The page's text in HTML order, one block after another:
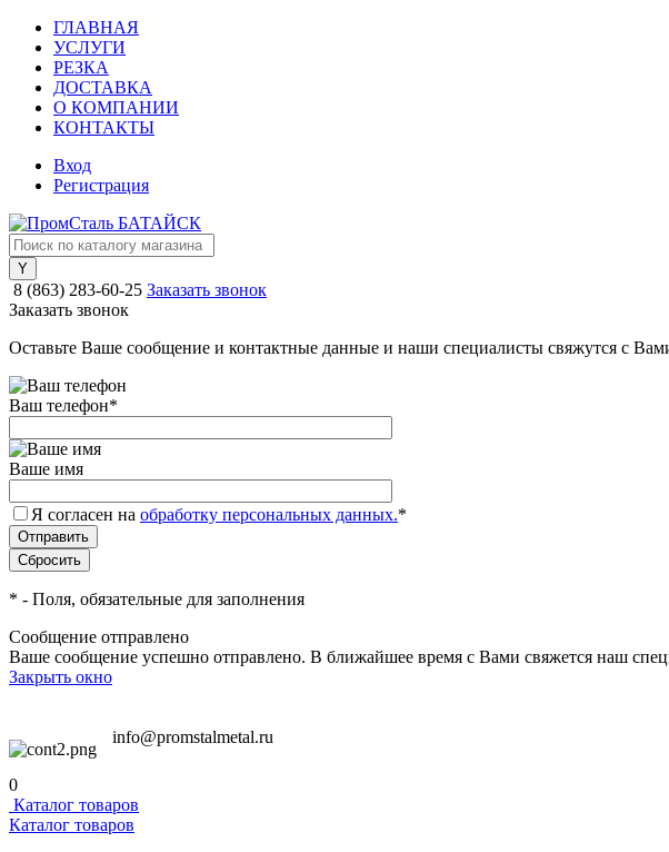
ГЛАВНАЯ
УСЛУГИ
РЕЗКА
ДОСТАВКА
О КОМПАНИИ
КОНТАКТЫ
Вход
Регистрация
8 (863) 283-60-25 Заказать звонок
Заказать звонок
Оставьте Ваше сообщение и контактные данные и наши специалисты свяжутся с
Ваш телефон*
Ваше имя
Я согласен на обработку персональных данных.*
* - Поля, обязательные для заполнения
Сообщение отправлено
Ваше сообщение успешно отправлено. В ближайшее время с Вами свяжется наш
Закрыть окно
info@promstalmetal.ru
0
Каталог товаров
Каталог товаров